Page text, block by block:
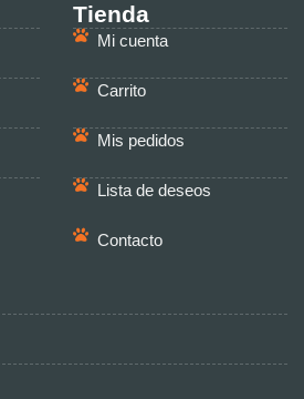
Tienda
Mi cuenta
Carrito
Mis pedidos
Lista de deseos
Contacto